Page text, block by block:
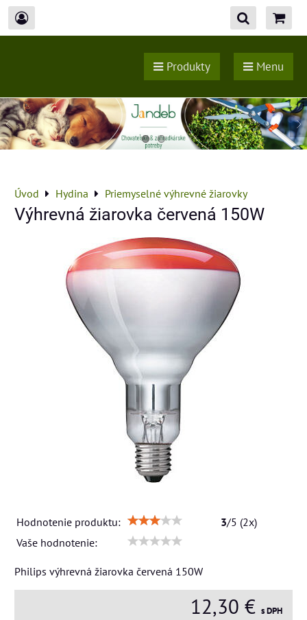
Produkty Menu
Úvod Hydina Priemyselné výhrevné žiarovky
Výhrevná žiarovka červená 150W
Hodnotenie produktu: 3/5 (2x)
Vaše hodnotenie:
Philips výhrevná žiarovka červená 150W
12,30 € s DPH